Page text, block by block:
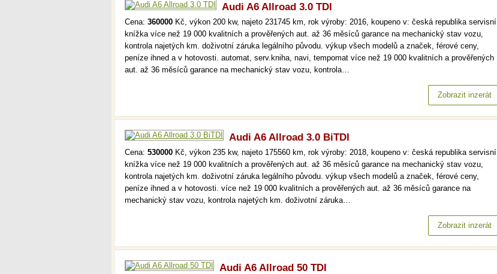
Audi A6 Allroad 3.0 TDI
Cena: 360000 Kč, výkon 200 kw, najeto 231745 km, rok výroby: 2016, koupeno v: česká republika servisní
knížka více než 19 000 kvalitních a prověřených aut. až 36 měsíců garance na mechanický stav vozu,
kontrola najetých km. doživotní záruka legálního původu. výkup všech modelů a značek, férové ceny,
peníze ihned a v hotovosti. automat, serv.kniha, navi, tempomat více než 19 000 kvalitních a prověřených
aut. až 36 měsíců garance na mechanický stav vozu, kontrola…
Zobrazit inzerát
Audi A6 Allroad 3.0 BiTDI
Cena: 530000 Kč, výkon 235 kw, najeto 175560 km, rok výroby: 2018, koupeno v: česká republika servisní
knížka více než 19 000 kvalitních a prověřených aut. až 36 měsíců garance na mechanický stav vozu,
kontrola najetých km. doživotní záruka legálního původu. výkup všech modelů a značek, férové ceny,
peníze ihned a v hotovosti. více než 19 000 kvalitních a prověřených aut. až 36 měsíců garance na
mechanický stav vozu, kontrola najetých km. doživotní záruka…
Zobrazit inzerát
Audi A6 Allroad 50 TDI